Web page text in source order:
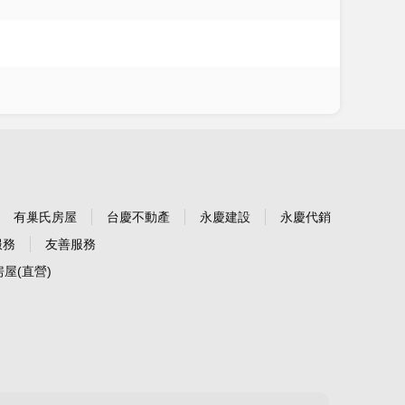
有巢氏房屋 台慶不動產 永慶建設
永慶代銷
友善服務
屋(直營)